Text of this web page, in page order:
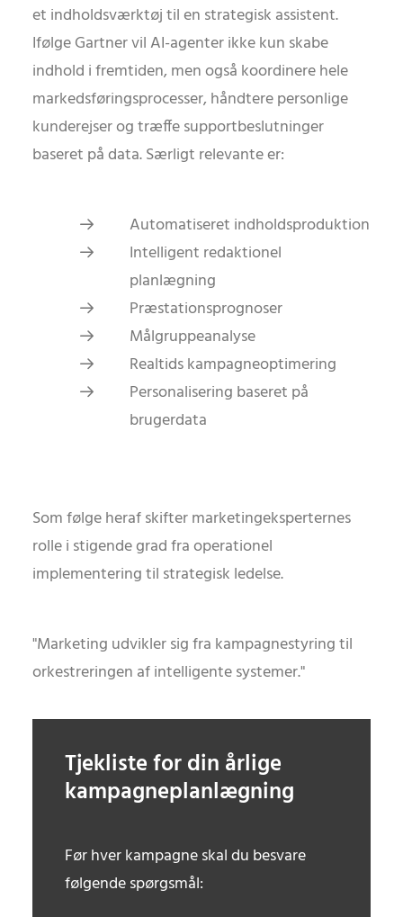
et indholdsværktøj til en strategisk assistent.
Ifølge Gartner vil AI-agenter ikke kun skabe
indhold i fremtiden, men også koordinere hele
markedsføringsprocesser, håndtere personlige
kunderejser og træffe supportbeslutninger
baseret på data. Særligt relevante er:
Automatiseret indholdsproduktion
Intelligent redaktionel
planlægning
Præstationsprognoser
Målgruppeanalyse
Realtids kampagneoptimering
Personalisering baseret på
brugerdata
Som følge heraf skifter marketingeksperternes
rolle i stigende grad fra operationel
implementering til strategisk ledelse.
"Marketing udvikler sig fra kampagnestyring til
orkestreringen af intelligente systemer."
Tjekliste for din årlige
kampagneplanlægning
Før hver kampagne skal du besvare
følgende spørgsmål: